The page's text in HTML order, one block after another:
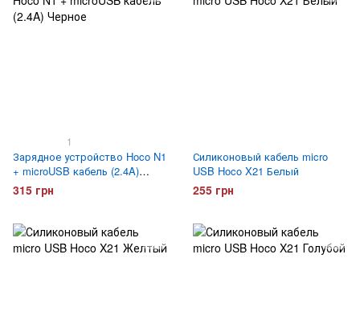
1
Зарядное устройство Hoco N1
+ microUSB кабель (2.4A)
Черное
315 грн
Силиконовый кабель micro
USB Hoco X21 Белый
255 грн